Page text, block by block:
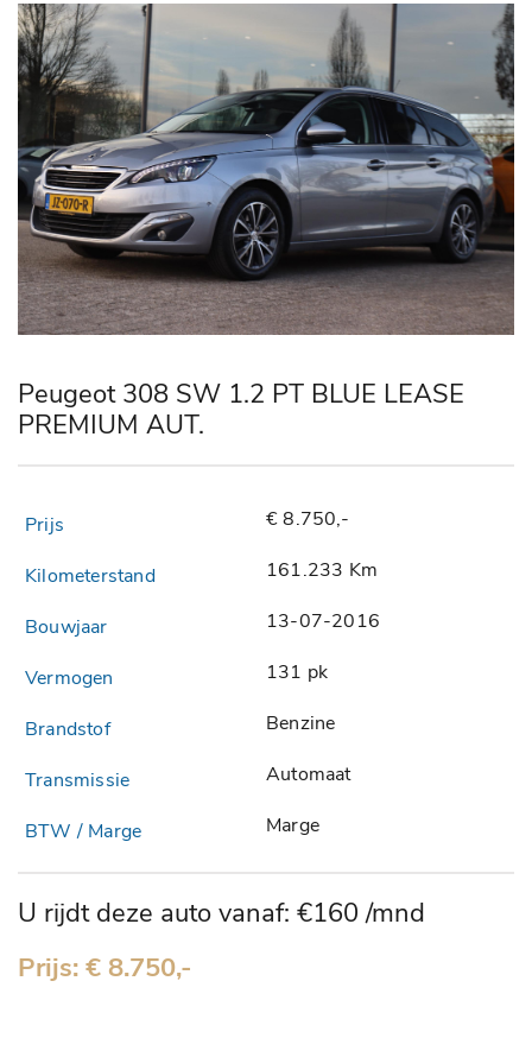
Peugeot 308 SW 1.2 PT BLUE LEASE
PREMIUM AUT.
€ 8.750,-
161.233 Km
13-07-2016
131 pk
Benzine
Automaat
Marge
U rijdt deze auto vanaf: €160 /mnd
Prijs: € 8.750,-